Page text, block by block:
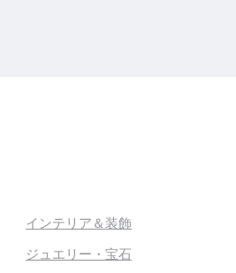
インテリア＆装飾
ジュエリー・宝石